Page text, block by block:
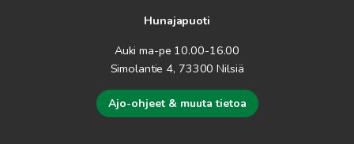
Hunajapuoti
Auki ma-pe 10.00-16.00
Simolantie 4, 73300 Nilsiä
Ajo-ohjeet & muuta tietoa